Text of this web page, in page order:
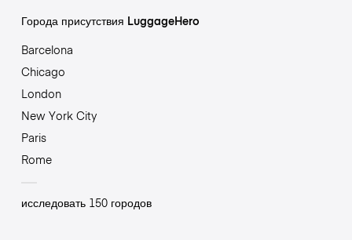
Города присутствия LuggageHero
Barcelona
Chicago
London
New York City
Paris
Rome
исследовать 150 городов